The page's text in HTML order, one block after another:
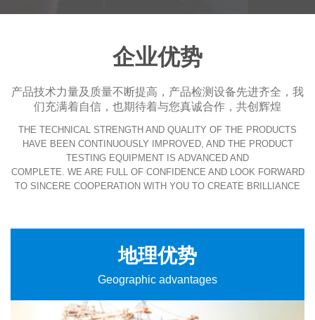
企业优势
产品技术力量及质量不断提高，产品检测设备先进齐全，我
们充满着自信，也期待着与您真诚合作，共创辉煌
THE TECHNICAL STRENGTH AND QUALITY OF THE PRODUCTS
HAVE BEEN CONTINUOUSLY IMPROVED, AND THE PRODUCT
TESTING EQUIPMENT IS ADVANCED AND
COMPLETE. WE ARE FULL OF CONFIDENCE AND LOOK FORWARD
TO SINCERE COOPERATION WITH YOU TO CREATE BRILLIANCE
地理优势
Geographic advantages